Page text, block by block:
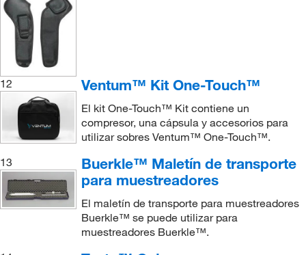
12 Ventum™ Kit One-Touch™
El kit One-Touch™ Kit contiene un
compresor, una cápsula y accesorios para
utilizar sobres Ventum™ One-Touch™.
13
Buerkle™ Maletín de transporte
para muestreadores
El maletín de transporte para muestreadores
Buerkle™ se puede utilizar para
muestreadores Buerkle™.